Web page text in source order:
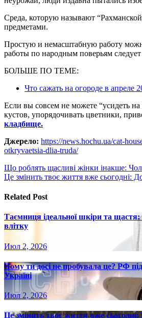
Среда, которую называют
предметами.
Простую и немасштабную работу
работы по народным поверьям
БОЛЬШЕ ПО ТЕМЕ:
Что сажать на огороде в апреле
Если вы совсем не можете “усидеть
кустов, упорядочивать цветники,
кладбище.
Джерело: https://news.hochu.ua/cat-
otkryvaetsia-dlia-truda/
Навигация
по
записям
Що роблять щасливі жінки інакше:
Це змінить твоє життя вже сьогодні:
Related Post
Таємниця ідеальної шкіри та
влітку
Июл 2, 2026
Чому ти досі не пробувала це? РФ
Україні
Июл 2, 2026
Це змінить твоє життя вже